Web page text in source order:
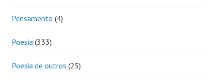
Pensamento (4)
Poesia (333)
Poesia de outros (25)